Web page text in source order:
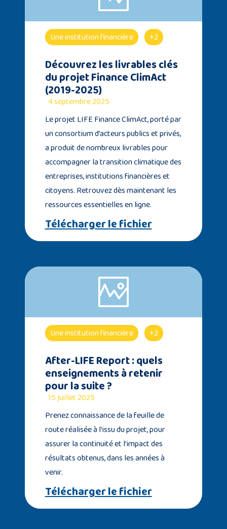
Une institution financière +2
Découvrez les livrables clés
du projet Finance ClimAct
(2019-2025)
4 septembre 2025
Le projet LIFE Finance ClimAct, porté par
un consortium d’acteurs publics et privés,
a produit de nombreux livrables pour
accompagner la transition climatique des
entreprises, institutions financières et
citoyens. Retrouvez dès maintenant les
ressources essentielles en ligne.
Télécharger le fichier
Une institution financière +2
After-LIFE Report : quels
enseignements à retenir
pour la suite ?
15 juillet 2025
Prenez connaissance de la feuille de
route réalisée à l'issu du projet, pour
assurer la continuité et l’impact des
résultats obtenus, dans les années à
venir.
Télécharger le fichier